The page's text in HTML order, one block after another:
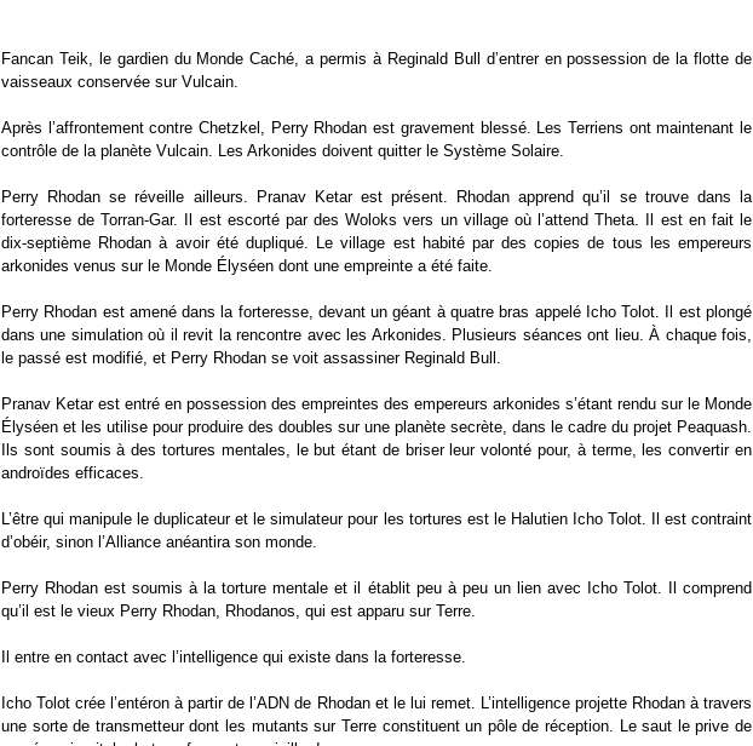
Fancan Teik, le gardien du Monde Caché, a permis à Reginald Bull d’entrer en possession de la flotte de
vaisseaux conservée sur Vulcain.
Après l’affrontement contre Chetzkel, Perry Rhodan est gravement blessé. Les Terriens ont maintenant le
contrôle de la planète Vulcain. Les Arkonides doivent quitter le Système Solaire.
Perry Rhodan se réveille ailleurs. Pranav Ketar est présent. Rhodan apprend qu’il se trouve dans la
forteresse de Torran-Gar. Il est escorté par des Woloks vers un village où l’attend Theta. Il est en fait le
dix-septième Rhodan à avoir été dupliqué. Le village est habité par des copies de tous les empereurs
arkonides venus sur le Monde Élyséen dont une empreinte a été faite.
Perry Rhodan est amené dans la forteresse, devant un géant à quatre bras appelé Icho Tolot. Il est plongé
dans une simulation où il revit la rencontre avec les Arkonides. Plusieurs séances ont lieu. À chaque fois,
le passé est modifié, et Perry Rhodan se voit assassiner Reginald Bull.
Pranav Ketar est entré en possession des empreintes des empereurs arkonides s’étant rendu sur le Monde
Élyséen et les utilise pour produire des doubles sur une planète secrète, dans le cadre du projet Peaquash.
Ils sont soumis à des tortures mentales, le but étant de briser leur volonté pour, à terme, les convertir en
androïdes efficaces.
L’être qui manipule le duplicateur et le simulateur pour les tortures est le Halutien Icho Tolot. Il est contraint
d’obéir, sinon l’Alliance anéantira son monde.
Perry Rhodan est soumis à la torture mentale et il établit peu à peu un lien avec Icho Tolot. Il comprend
qu’il est le vieux Perry Rhodan, Rhodanos, qui est apparu sur Terre.
Il entre en contact avec l’intelligence qui existe dans la forteresse.
Icho Tolot crée l’entéron à partir de l’ADN de Rhodan et le lui remet. L’intelligence projette Rhodan à travers
une sorte de transmetteur dont les mutants sur Terre constituent un pôle de réception. Le saut le prive de